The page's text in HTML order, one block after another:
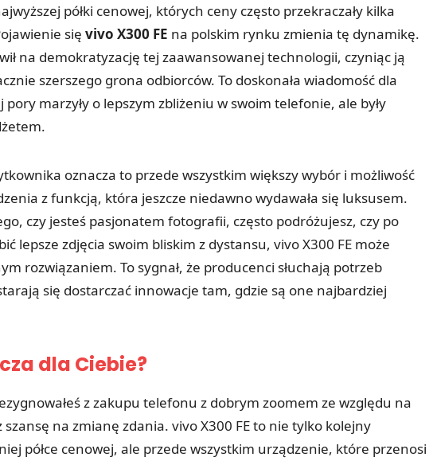
półki cenowej, których ceny często przekraczały kilka
się vivo X300 FE na polskim rynku zmienia tę dynamikę.
na demokratyzację tej zaawansowanej technologii, czyniąc ją
szerszego grona odbiorców. To doskonała wiadomość dla
pory marzyły o lepszym zbliżeniu w swoim telefonie, ale były
oznacza to przede wszystkim większy wybór i możliwość
z funkcją, która jeszcze niedawno wydawała się luksusem.
czy jesteś pasjonatem fotografii, często podróżujesz, czy po
lepsze zdjęcia swoim bliskim z dystansu, vivo X300 FE może
rozwiązaniem. To sygnał, że producenci słuchają potrzeb
się dostarczać innowacje tam, gdzie są one najbardziej
dla Ciebie?
z zakupu telefonu z dobrym zoomem ze względu na
szansę na zmianę zdania. vivo X300 FE to nie tylko kolejny
półce cenowej, ale przede wszystkim urządzenie, które przenosi